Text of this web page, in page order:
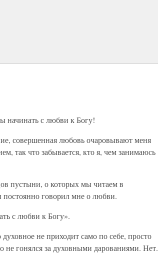
начинать с любви к Богу!
совершенная любовь очаровывают меня
так что забывается, кто я, чем занимаюсь
пустыни, о которых мы читаем в
говорил мне о любви.
с любви к Богу».
не приходит само по себе, просто
не гонялся за духовными дарованиями. Нет.